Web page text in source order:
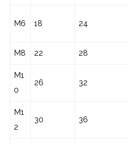
M6 18 24
M8 22 28
M1
0
26 32
M1
2
30 36